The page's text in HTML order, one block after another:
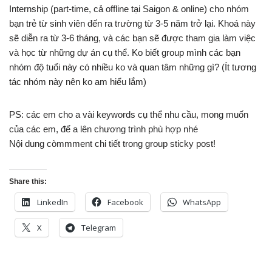
Internship (part-time, cả offline tại Saigon & online) cho nhóm
bạn trẻ từ sinh viên đến ra trường từ 3-5 năm trở lại. Khoá này
sẽ diễn ra từ 3-6 tháng, và các bạn sẽ được tham gia làm việc
và học từ những dự án cụ thể. Ko biết group mình các bạn
nhóm độ tuổi này có nhiều ko và quan tâm những gì? (Ít tương
tác nhóm này nên ko am hiểu lắm)
PS: các em cho a vài keywords cụ thể nhu cầu, mong muốn
của các em, để a lên chương trình phù hợp nhé
Nội dung còmmment chi tiết trong group sticky post!
Share this:
LinkedIn Facebook WhatsApp
X Telegram